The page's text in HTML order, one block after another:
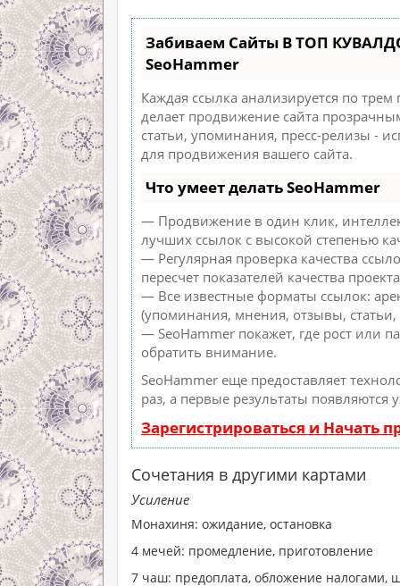
Забиваем Сайты В ТОП
SeoHammer
Каждая ссылка анализируется по
делает продвижение сайта
статьи, упоминания, пресс-релизы -
для продвижения вашего сайта.
Что умеет делать SeoHammer
— Продвижение в один клик,
лучших ссылок с высокой степенью
— Регулярная проверка качества
пересчет показателей качества
— Все известные форматы ссылок:
(упоминания, мнения, отзывы, статьи,
— SeoHammer покажет, где рост или
обратить внимание.
SeoHammer еще предоставляет
раз, а первые результаты
Зарегистрироваться и Начать
Сочетания в другими картами
Усиление
Монахиня: ожидание, остановка
4 мечей: промедление, приготовление
7 чаш: предоплата, обложение налогами,